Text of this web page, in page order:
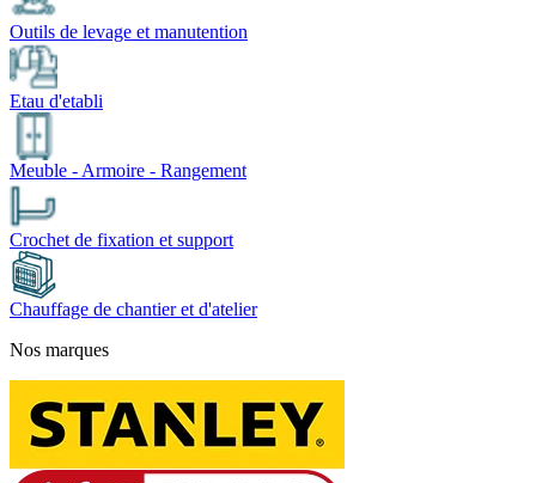
Outils de levage et manutention
Etau d'etabli
Meuble - Armoire - Rangement
Crochet de fixation et support
Chauffage de chantier et d'atelier
Nos marques